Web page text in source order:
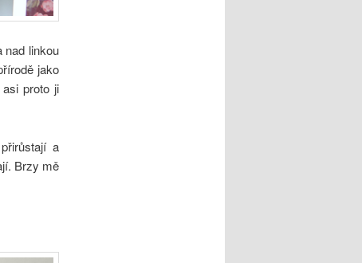
nad linkou
jako
proto ji
a
Brzy mě